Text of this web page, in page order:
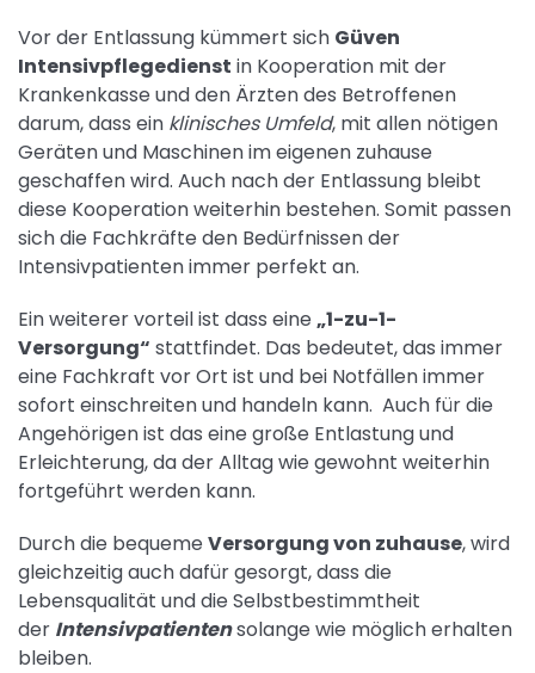
Vor der Entlassung kümmert sich Güven
Intensivpflegedienst in Kooperation mit der
Krankenkasse und den Ärzten des Betroffenen
darum, dass ein klinisches Umfeld, mit allen nötigen
Geräten und Maschinen im eigenen zuhause
geschaffen wird. Auch nach der Entlassung bleibt
diese Kooperation weiterhin bestehen. Somit passen
sich die Fachkräfte den Bedürfnissen der
Intensivpatienten immer perfekt an.
Ein weiterer vorteil ist dass eine „1-zu-1-
Versorgung“ stattfindet. Das bedeutet, das immer
eine Fachkraft vor Ort ist und bei Notfällen immer
sofort einschreiten und handeln kann. Auch für die
Angehörigen ist das eine große Entlastung und
Erleichterung, da der Alltag wie gewohnt weiterhin
fortgeführt werden kann.
Durch die bequeme Versorgung von zuhause, wird
gleichzeitig auch dafür gesorgt, dass die
Lebensqualität und die Selbstbestimmtheit
der Intensivpatientensolange wie möglich erhalten
bleiben.